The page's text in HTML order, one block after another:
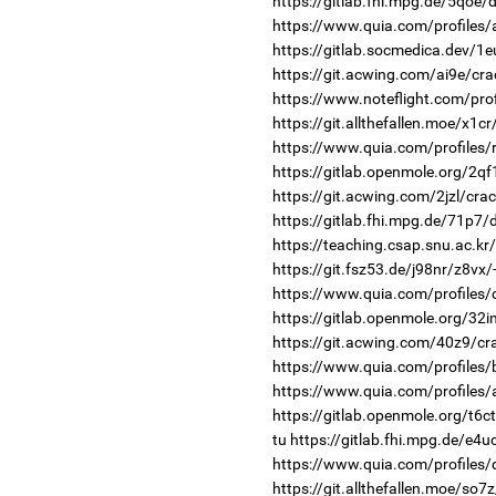
https://www.quia.com/profiles/
https://gitlab.socmedica.dev/
https://git.acwing.com/ai9e/
https://www.noteflight.com/
https://git.allthefallen.moe/
https://www.quia.com/profiles/
https://gitlab.openmole.org/
https://git.acwing.com/2jzl/
https://gitlab.fhi.mpg.de/71p7/
https://
https://git.fsz53.de/j98nr/
https://www.quia.com/profiles/
https://gitlab.openmole.org/
https://git.acwing.com/40z9/
https://www.quia.com/profiles/
https://www.quia.com/profiles/
https://gitlab.openmole.org/
tu https://gitlab.fhi.mpg.de/
https://www.quia.com/profiles/
https://git.allthefallen.moe/